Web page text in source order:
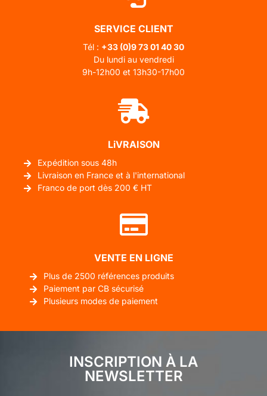
SERVICE CLIENT
Tél : +33 (0)9 73 01 40 30
Du lundi au vendredi
9h-12h00 et 13h30-17h00
LiVRAISON
Expédition sous 48h
Livraison en France et à l'international
Franco de port dès 200 € HT
VENTE EN LIGNE
Plus de 2500 références produits
Paiement par CB sécurisé
Plusieurs modes de paiement
INSCRIPTION À LA
NEWSLETTER